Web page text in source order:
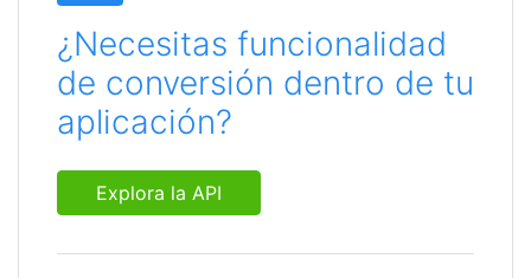
¿Necesitas funcionalidad
de conversión dentro de tu
aplicación?
Explora la API